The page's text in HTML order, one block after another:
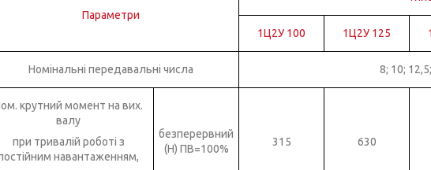
Параметри
1Ц2У 100 1Ц2У 125
Номінальні передавальні числа 8; 10;
крутний момент на вих.
валу
при тривалій роботі з
навантаженням,
безперервний
(Н) ПВ=100%
315 630